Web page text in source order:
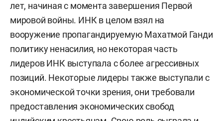
лет, начиная с момента завершения Первой
мировой войны. ИНК в целом взял на
вооружение пропагандируемую Махатмой Ганди
политику ненасилия, но некоторая часть
лидеров ИНК выступала с более агрессивных
позиций. Некоторые лидеры также выступали с
экономической точки зрения, они требовали
предоставления экономических свобод